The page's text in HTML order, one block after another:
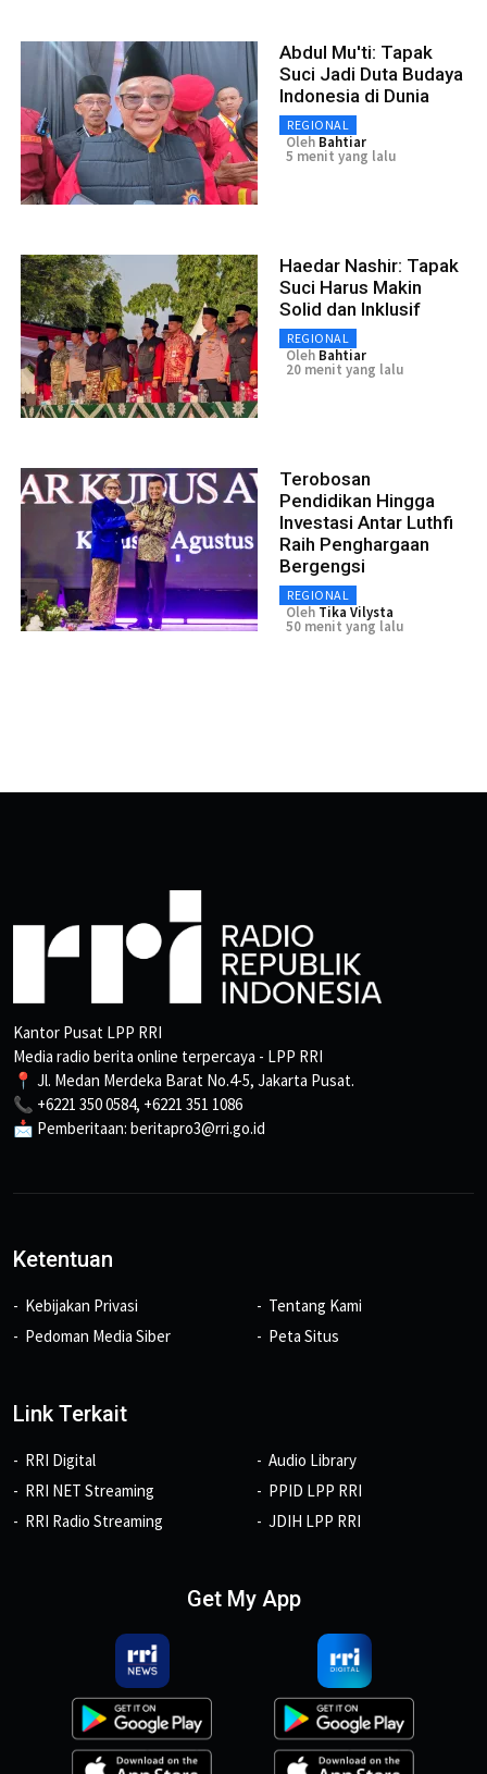
Abdul Mu'ti: Tapak
Suci Jadi Duta Budaya
Indonesia di Dunia
REGIONAL
Oleh Bahtiar
5 menit yang lalu
Haedar Nashir: Tapak
Suci Harus Makin
Solid dan Inklusif
REGIONAL
Oleh Bahtiar
20 menit yang lalu
Terobosan
Pendidikan Hingga
Investasi Antar Luthfi
Raih Penghargaan
Bergengsi
REGIONAL
Oleh Tika Vilysta
50 menit yang lalu
Kantor Pusat LPP RRI
Media radio berita online terpercaya - LPP RRI
📍 Jl. Medan Merdeka Barat No.4-5, Jakarta Pusat.
📞 +6221 350 0584, +6221 351 1086
📩 Pemberitaan: beritapro3@rri.go.id
Ketentuan
Kebijakan Privasi
Pedoman Media Siber
Tentang Kami
Peta Situs
Link Terkait
RRI Digital
RRI NET Streaming
RRI Radio Streaming
Audio Library
PPID LPP RRI
JDIH LPP RRI
Get My App